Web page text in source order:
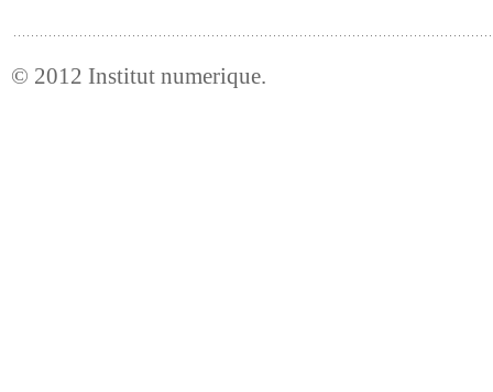
© 2012 Institut numerique.